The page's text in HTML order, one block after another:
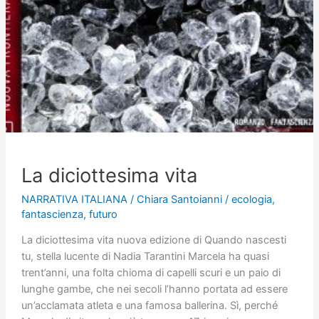
La diciottesima vita
NARRATIVA ITALIANA/ Chiara Santoianni / ecologia,
fantascienza, futuro
La diciottesima vita nuova edizione di Quando nascesti
tu, stella lucente di Nadia Tarantini Marcela ha quasi
trent’anni, una folta chioma di capelli scuri e un paio di
lunghe gambe, che nei secoli l’hanno portata ad essere
un’acclamata atleta e una famosa ballerina. Sì, perché